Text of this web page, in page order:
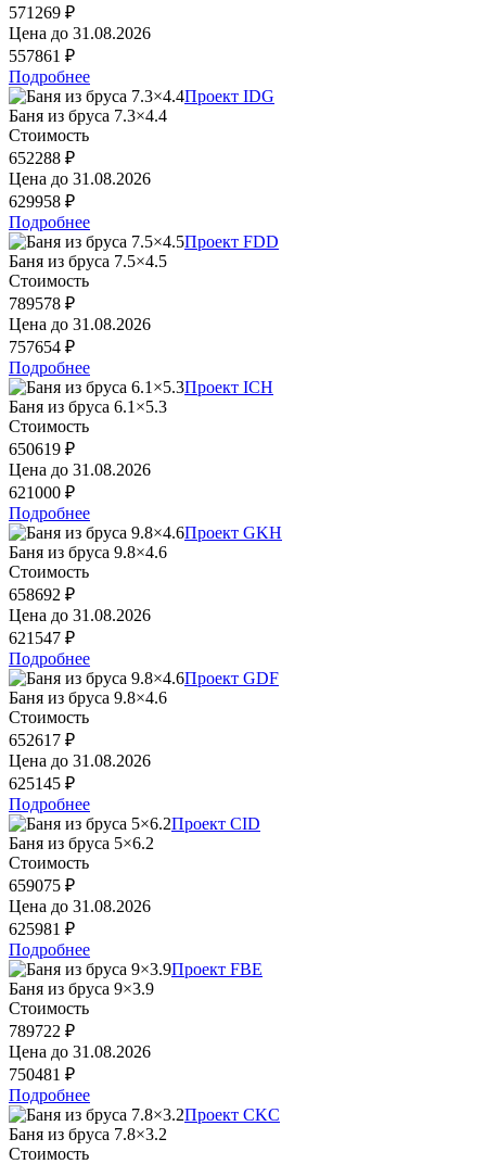
571269 ₽
Цена до 31.08.2026
557861 ₽
Подробнее
Проект IDG
Баня из бруса 7.3×4.4
Стоимость
652288 ₽
Цена до 31.08.2026
629958 ₽
Подробнее
Проект FDD
Баня из бруса 7.5×4.5
Стоимость
789578 ₽
Цена до 31.08.2026
757654 ₽
Подробнее
Проект ICH
Баня из бруса 6.1×5.3
Стоимость
650619 ₽
Цена до 31.08.2026
621000 ₽
Подробнее
Проект GKH
Баня из бруса 9.8×4.6
Стоимость
658692 ₽
Цена до 31.08.2026
621547 ₽
Подробнее
Проект GDF
Баня из бруса 9.8×4.6
Стоимость
652617 ₽
Цена до 31.08.2026
625145 ₽
Подробнее
Проект CID
Баня из бруса 5×6.2
Стоимость
659075 ₽
Цена до 31.08.2026
625981 ₽
Подробнее
Проект FBE
Баня из бруса 9×3.9
Стоимость
789722 ₽
Цена до 31.08.2026
750481 ₽
Подробнее
Проект CKC
Баня из бруса 7.8×3.2
Стоимость